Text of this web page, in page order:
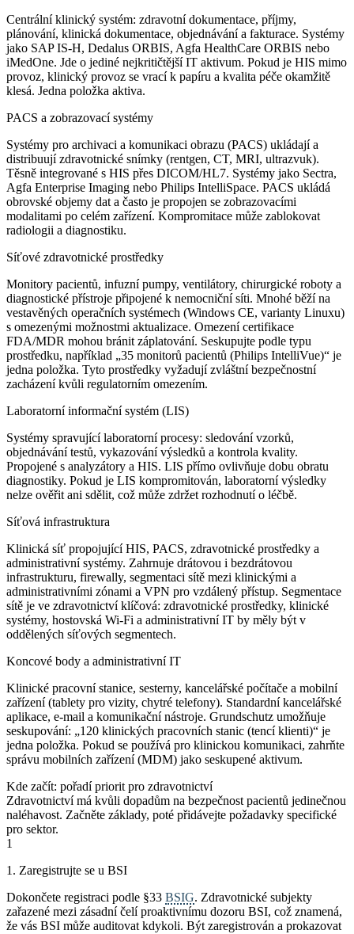
Centrální klinický systém: zdravotní dokumentace, příjmy,
plánování, klinická dokumentace, objednávání a fakturace. Systémy
jako SAP IS-H, Dedalus ORBIS, Agfa HealthCare ORBIS nebo
iMedOne. Jde o jediné nejkritičtější IT aktivum. Pokud je HIS mimo
provoz, klinický provoz se vrací k papíru a kvalita péče okamžitě
klesá. Jedna položka aktiva.
PACS a zobrazovací systémy
Systémy pro archivaci a komunikaci obrazu (PACS) ukládají a
distribuují zdravotnické snímky (rentgen, CT, MRI, ultrazvuk).
Těsně integrované s HIS přes DICOM/HL7. Systémy jako Sectra,
Agfa Enterprise Imaging nebo Philips IntelliSpace. PACS ukládá
obrovské objemy dat a často je propojen se zobrazovacími
modalitami po celém zařízení. Kompromitace může zablokovat
radiologii a diagnostiku.
Síťové zdravotnické prostředky
Monitory pacientů, infuzní pumpy, ventilátory, chirurgické roboty a
diagnostické přístroje připojené k nemocniční síti. Mnohé běží na
vestavěných operačních systémech (Windows CE, varianty Linuxu)
s omezenými možnostmi aktualizace. Omezení certifikace
FDA/MDR mohou bránit záplatování. Seskupujte podle typu
prostředku, například „35 monitorů pacientů (Philips IntelliVue)“ je
jedna položka. Tyto prostředky vyžadují zvláštní bezpečnostní
zacházení kvůli regulatorním omezením.
Laboratorní informační systém (LIS)
Systémy spravující laboratorní procesy: sledování vzorků,
objednávání testů, vykazování výsledků a kontrola kvality.
Propojené s analyzátory a HIS. LIS přímo ovlivňuje dobu obratu
diagnostiky. Pokud je LIS kompromitován, laboratorní výsledky
nelze ověřit ani sdělit, což může zdržet rozhodnutí o léčbě.
Síťová infrastruktura
Klinická síť propojující HIS, PACS, zdravotnické prostředky a
administrativní systémy. Zahrnuje drátovou i bezdrátovou
infrastrukturu, firewally, segmentaci sítě mezi klinickými a
administrativními zónami a VPN pro vzdálený přístup. Segmentace
sítě je ve zdravotnictví klíčová: zdravotnické prostředky, klinické
systémy, hostovská Wi-Fi a administrativní IT by měly být v
oddělených síťových segmentech.
Koncové body a administrativní IT
Klinické pracovní stanice, sesterny, kancelářské počítače a mobilní
zařízení (tablety pro vizity, chytré telefony). Standardní kancelářské
aplikace, e-mail a komunikační nástroje. Grundschutz umožňuje
seskupování: „120 klinických pracovních stanic (tencí klienti)“ je
jedna položka. Pokud se používá pro klinickou komunikaci, zahrňte
správu mobilních zařízení (MDM) jako seskupené aktivum.
Kde začít: pořadí priorit pro zdravotnictví
Zdravotnictví má kvůli dopadům na bezpečnost pacientů jedinečnou
naléhavost. Začněte základy, poté přidávejte požadavky specifické
pro sektor.
1
1. Zaregistrujte se u BSI
Dokončete registraci podle §33 BSIG. Zdravotnické subjekty
zařazené mezi zásadní čelí proaktivnímu dozoru BSI, což znamená,
že vás BSI může auditovat kdykoli. Být zaregistrován a prokazovat